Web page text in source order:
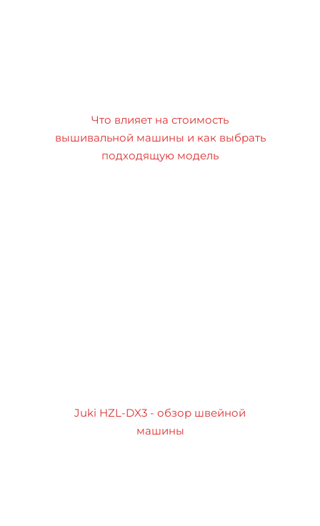
Что влияет на стоимость
вышивальной машины и как выбрать
подходящую модель
Juki HZL-DX3 - обзор швейной
машины